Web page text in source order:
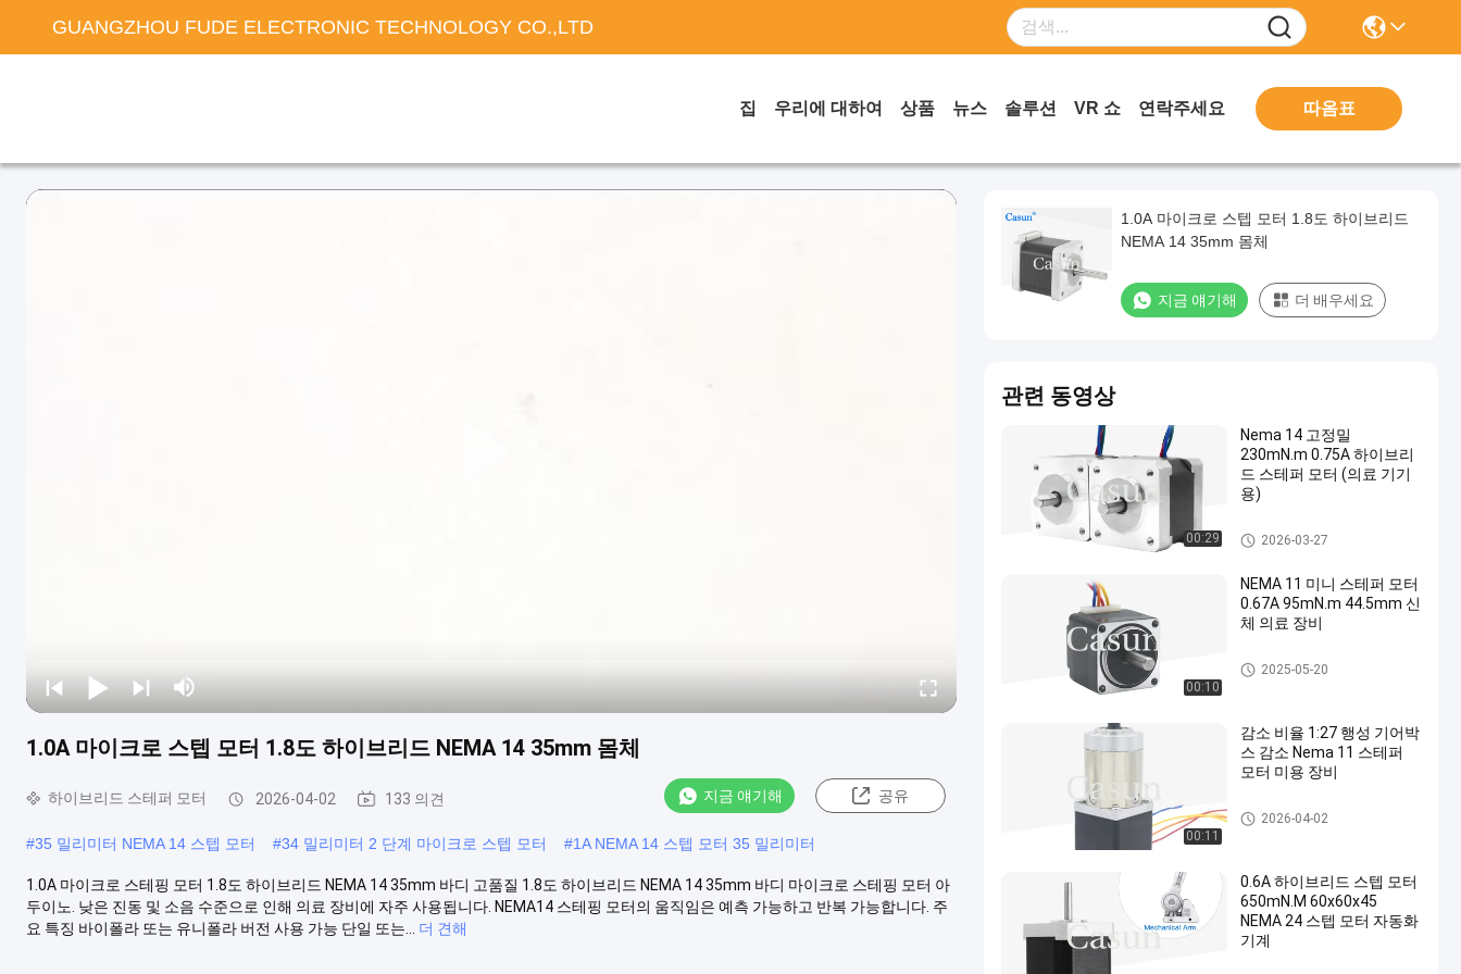
GUANGZHOU FUDE ELECTRONIC TECHNOLOGY CO.,LTD
집 우리에 대하여 상품 뉴스 솔루션 VR 쇼 연락주세요 따옴표
1.0A 마이크로 스텝 모터 1.8도 하이브리드 NEMA 14 35mm 몸체
하이브리드 스테퍼 모터 2026-04-02 133 의견 지금 얘기해 공유
#35 밀리미터 NEMA 14 스텝 모터 #34 밀리미터 2 단계 마이크로 스텝 모터 #1A NEMA 14 스텝 모터 35 밀리미터
1.0A 마이크로 스테핑 모터 1.8도 하이브리드 NEMA 14 35mm 바디 고품질 1.8도 하이브리드 NEMA 14 35mm 바디 마이크로 스테핑 모터 아
두이노. 낮은 진동 및 소음 수준으로 인해 의료 장비에 자주 사용됩니다. NEMA14 스테핑 모터의 움직임은 예측 가능하고 반복 가능합니다. 주
요 특징 바이폴라 또는 유니폴라 버전 사용 가능 단일 또는...
더 견해
1.0A 마이크로 스텝 모터 1.8도 하이브리드
NEMA 14 35mm 몸체
지금 얘기해 더 배우세요
관련 동영상
00:29
Nema 14 고정밀
230mN.m 0.75A 하이브리
드 스테퍼 모터 (의료 기기
용)
NEMA 14 스텝 모터
2026-03-27
00:10
NEMA 11 미니 스테퍼 모터
0.67A 95mN.m 44.5mm 신
체 의료 장비
nema 11 스텝 모터
2025-05-20
00:11
감소 비율 1:27 행성 기어박
스 감소 Nema 11 스테퍼
모터 미용 장비
NEMA 11은 스텝 모터에 기어
를 넣었습니다
2026-04-02
0.6A 하이브리드 스텝 모터
650mN.M 60x60x45
NEMA 24 스텝 모터 자동화
기계